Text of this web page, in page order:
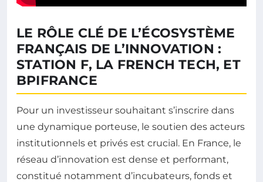
LE RÔLE CLÉ DE L’ÉCOSYSTÈME
FRANÇAIS DE L’INNOVATION :
STATION F, LA FRENCH TECH, ET
BPIFRANCE
Pour un investisseur souhaitant s’inscrire dans
une dynamique porteuse, le soutien des acteurs
institutionnels et privés est crucial. En France, le
réseau d’innovation est dense et performant,
constitué notamment d’incubateurs, fonds et